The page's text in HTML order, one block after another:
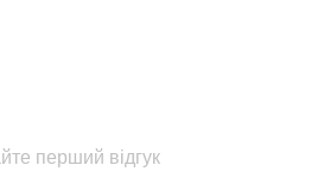
перший відгук